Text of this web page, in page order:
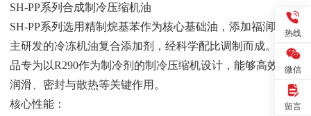
SH-PP系列合成制冷压缩机油
SH-PP系列选用精制烷基苯作为核心基础油，添加福润联自
主研发的冷冻机油复合添加剂，经科学配比调制而成。该产
品专为以R290作为制冷剂的制冷压缩机设计，能够高效发挥
润滑、密封与散热等关键作用。
核心性能 ：
热线
微信
留言